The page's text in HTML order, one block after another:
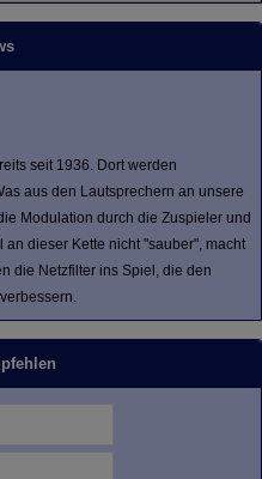
seit 1936. Dort werden
aus den Lautsprechern an unsere
Modulation durch die Zuspieler und
dieser Kette nicht "sauber", macht
die Netzfilter ins Spiel, die den